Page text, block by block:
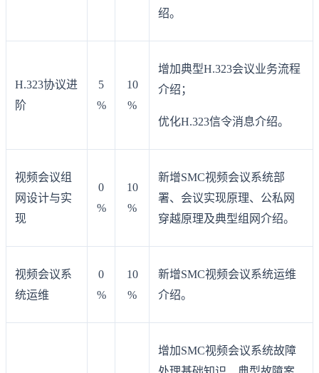
绍。
H.323协议进
阶
5
%
10
%
增加典型H.323会议业务流程
介绍；
优化H.323信令消息介绍。
视频会议组
网设计与实
现
0
%
10
%
新增SMC视频会议系统部
署、会议实现原理、公私网
穿越原理及典型组网介绍。
视频会议系
统运维
0
%
10
%
新增SMC视频会议系统运维
介绍。
增加SMC视频会议系统故障